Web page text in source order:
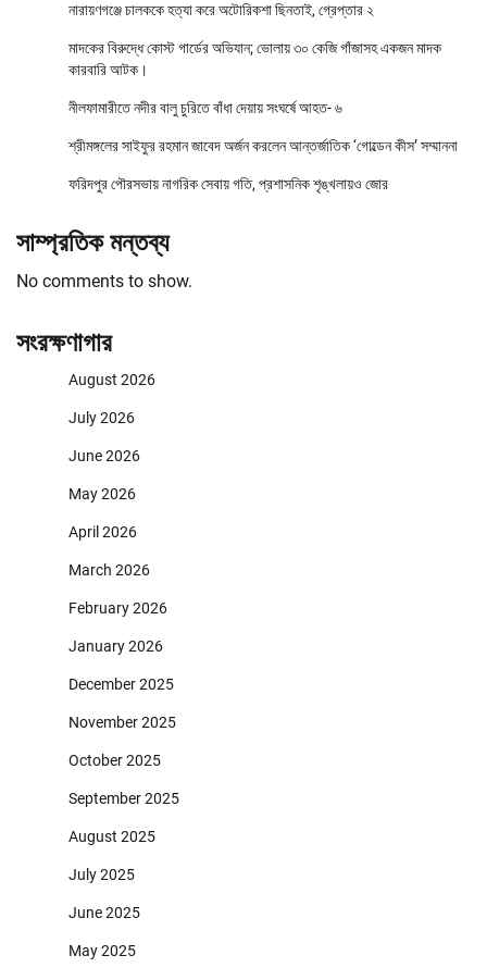
নারায়ণগঞ্জে চালককে হত্যা করে অটোরিকশা ছিনতাই, গ্রেপ্তার ২
মাদকের বিরুদ্ধে কোস্ট গার্ডের অভিযান; ভোলায় ৩০ কেজি গাঁজাসহ একজন মাদক
কারবারি আটক।
নীলফামারীতে নদীর বালু চুরিতে বাঁধা দেয়ায় সংঘর্ষে আহত- ৬
শ্রীমঙ্গলের সাইফুর রহমান জাবেদ অর্জন করলেন আন্তর্জাতিক ‘গোল্ডেন কীস’ সম্মাননা
ফরিদপুর পৌরসভায় নাগরিক সেবায় গতি, প্রশাসনিক শৃঙ্খলায়ও জোর
সাম্প্রতিক মন্তব্য
No comments to show.
সংরক্ষণাগার
August 2026
July 2026
June 2026
May 2026
April 2026
March 2026
February 2026
January 2026
December 2025
November 2025
October 2025
September 2025
August 2025
July 2025
June 2025
May 2025